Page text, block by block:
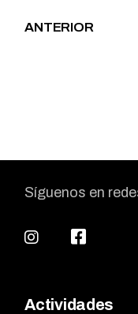
ANTERIOR
Síguenos en
Actividades